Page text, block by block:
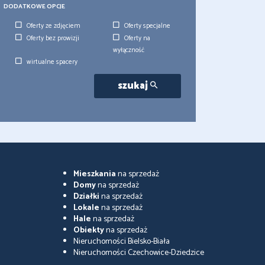
DODATKOWE OPCJE
Oferty ze zdjęciem
Oferty specjalne
Oferty bez prowizji
Oferty na
wyłączność
wirtualne spacery
szukaj
Mieszkaniana sprzedaż
Domyna sprzedaż
Działkina sprzedaż
Lokalena sprzedaż
Halena sprzedaż
Obiektyna sprzedaż
Nieruchomości Bielsko-Biała
Nieruchomości Czechowice-Dziedzice